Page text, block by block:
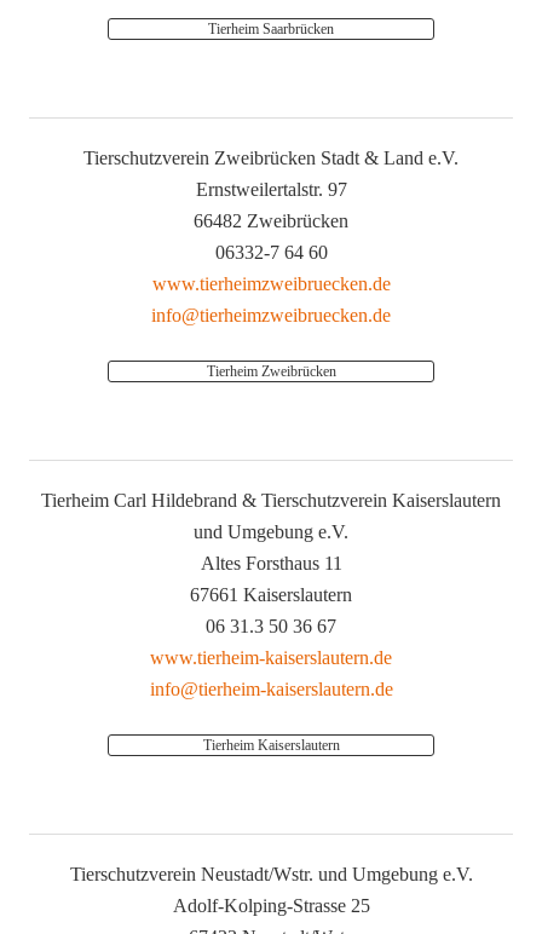
Tierheim Saarbrücken
Tierschutzverein Zweibrücken Stadt & Land e.V.
Ernstweilertalstr. 97
66482 Zweibrücken
06332-7 64 60
www.tierheimzweibruecken.de
info@tierheimzweibruecken.de
Tierheim Zweibrücken
Tierheim Carl Hildebrand & Tierschutzverein Kaiserslautern
und Umgebung e.V.
Altes Forsthaus 11
67661 Kaiserslautern
06 31.3 50 36 67
www.tierheim-kaiserslautern.de
info@tierheim-kaiserslautern.de
Tierheim Kaiserslautern
Tierschutzverein Neustadt/Wstr. und Umgebung e.V.
Adolf-Kolping-Strasse 25